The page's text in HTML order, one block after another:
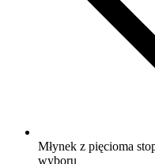
Młynek z pięcioma
wyboru